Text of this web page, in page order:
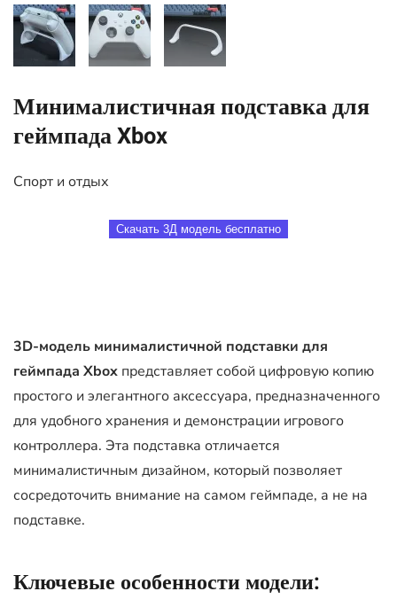
Минималистичная подставка для
геймпада Xbox
Спорт и отдых
Скачать 3Д модель бесплатно
3D-модель минималистичной подставки для
геймпада Xbox представляет собой цифровую копию
простого и элегантного аксессуара, предназначенного
для удобного хранения и демонстрации игрового
контроллера. Эта подставка отличается
минималистичным дизайном, который позволяет
сосредоточить внимание на самом геймпаде, а не на
подставке.
Ключевые особенности модели: